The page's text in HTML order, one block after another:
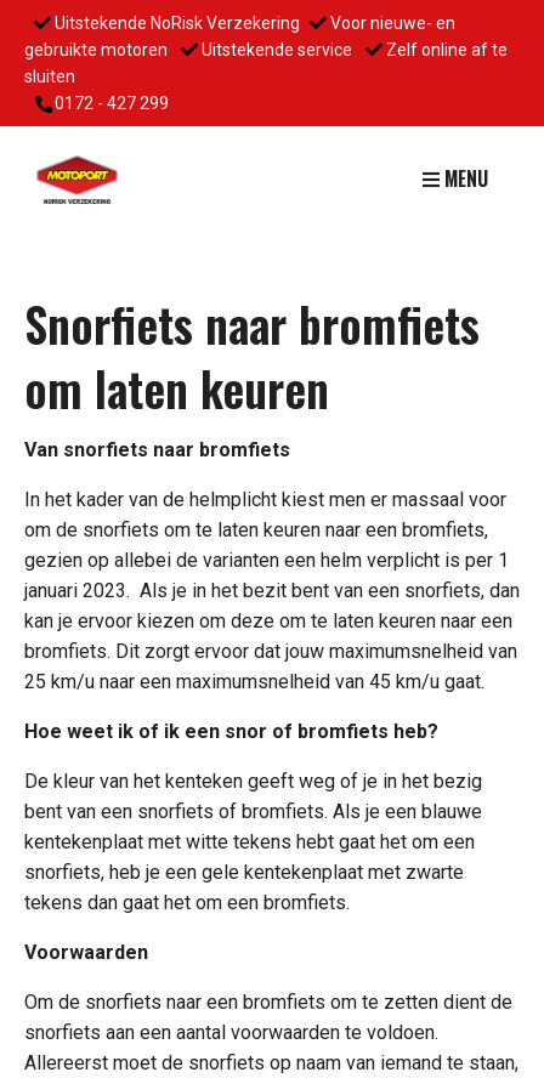
Uitstekende NoRisk Verzekering
Voor nieuwe- en
gebruikte motoren
Uitstekende service
Zelf online af te
sluiten
0172 - 427 299
MENU
Snorfiets naar bromfiets
om laten keuren
Van snorfiets naar bromfiets
In het kader van de helmplicht kiest men er massaal voor
om de snorfiets om te laten keuren naar een bromfiets,
gezien op allebei de varianten een helm verplicht is per 1
januari 2023. Als je in het bezit bent van een snorfiets, dan
kan je ervoor kiezen om deze om te laten keuren naar een
bromfiets. Dit zorgt ervoor dat jouw maximumsnelheid van
25 km/u naar een maximumsnelheid van 45 km/u gaat.
Hoe weet ik of ik een snor of bromfiets heb?
De kleur van het kenteken geeft weg of je in het bezig
bent van een snorfiets of bromfiets. Als je een blauwe
kentekenplaat met witte tekens hebt gaat het om een
snorfiets, heb je een gele kentekenplaat met zwarte
tekens dan gaat het om een bromfiets.
Voorwaarden
Om de snorfiets naar een bromfiets om te zetten dient de
snorfiets aan een aantal voorwaarden te voldoen.
Allereerst moet de snorfiets op naam van iemand te staan,